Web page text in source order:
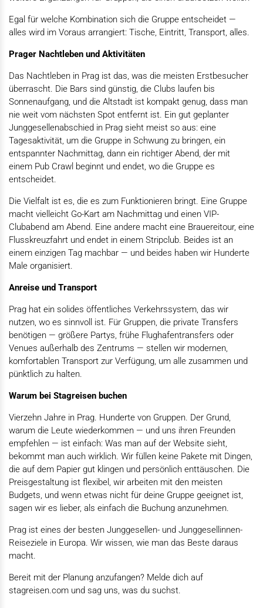
Egal für welche Kombination sich die Gruppe entscheidet —
alles wird im Voraus arrangiert: Tische, Eintritt, Transport, alles.
Prager Nachtleben und Aktivitäten
Das Nachtleben in Prag ist das, was die meisten Erstbesucher
überrascht. Die Bars sind günstig, die Clubs laufen bis
Sonnenaufgang, und die Altstadt ist kompakt genug, dass man
nie weit vom nächsten Spot entfernt ist. Ein gut geplanter
Junggesellenabschied in Prag sieht meist so aus: eine
Tagesaktivität, um die Gruppe in Schwung zu bringen, ein
entspannter Nachmittag, dann ein richtiger Abend, der mit
einem Pub Crawl beginnt und endet, wo die Gruppe es
entscheidet.
Die Vielfalt ist es, die es zum Funktionieren bringt. Eine Gruppe
macht vielleicht Go-Kart am Nachmittag und einen VIP-
Clubabend am Abend. Eine andere macht eine Brauereitour, eine
Flusskreuzfahrt und endet in einem Stripclub. Beides ist an
einem einzigen Tag machbar — und beides haben wir Hunderte
Male organisiert.
Anreise und Transport
Prag hat ein solides öffentliches Verkehrssystem, das wir
nutzen, wo es sinnvoll ist. Für Gruppen, die private Transfers
benötigen — größere Partys, frühe Flughafentransfers oder
Venues außerhalb des Zentrums — stellen wir modernen,
komfortablen Transport zur Verfügung, um alle zusammen und
pünktlich zu halten.
Warum bei Stagreisen buchen
Vierzehn Jahre in Prag. Hunderte von Gruppen. Der Grund,
warum die Leute wiederkommen — und uns ihren Freunden
empfehlen — ist einfach: Was man auf der Website sieht,
bekommt man auch wirklich. Wir füllen keine Pakete mit Dingen,
die auf dem Papier gut klingen und persönlich enttäuschen. Die
Preisgestaltung ist flexibel, wir arbeiten mit den meisten
Budgets, und wenn etwas nicht für deine Gruppe geeignet ist,
sagen wir es lieber, als einfach die Buchung anzunehmen.
Prag ist eines der besten Junggesellen- und Junggesellinnen-
Reiseziele in Europa. Wir wissen, wie man das Beste daraus
macht.
Bereit mit der Planung anzufangen? Melde dich auf
stagreisen.com und sag uns, was du suchst.